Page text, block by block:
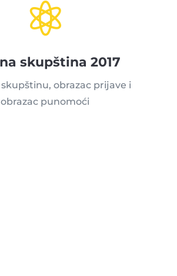

skupština 2017
skupštinu, obrazac prijave i
obrazac punomoći